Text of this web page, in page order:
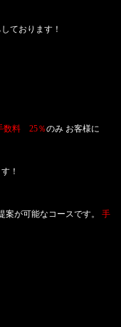
ております！
数料 25％のみ お客様に
！
案が可能なコースです。 手